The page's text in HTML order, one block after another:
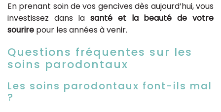
En prenant soin de vos gencives dès aujourd’hui, vous
investissez dans lasanté et la beauté de votre
sourire pour les années à venir.
Questions fréquentes sur les
soins parodontaux
Les soins parodontaux font-ils mal
?